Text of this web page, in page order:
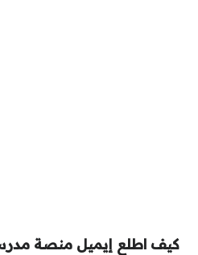
كيف اطلع إيميل منصة